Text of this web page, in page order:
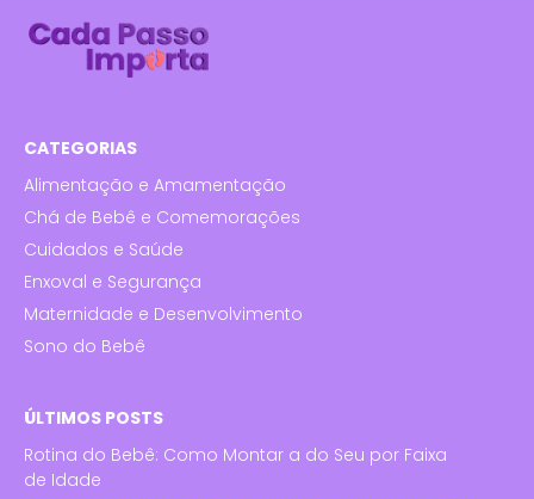
CATEGORIAS
Alimentação e Amamentação
Chá de Bebê e Comemorações
Cuidados e Saúde
Enxoval e Segurança
Maternidade e Desenvolvimento
Sono do Bebê
ÚLTIMOS POSTS
Rotina do Bebê: Como Montar a do Seu por Faixa
de Idade